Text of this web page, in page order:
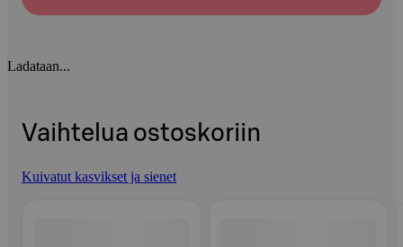
Ladataan...
Vaihtelua ostoskoriin
Kuivatut kasvikset ja sienet